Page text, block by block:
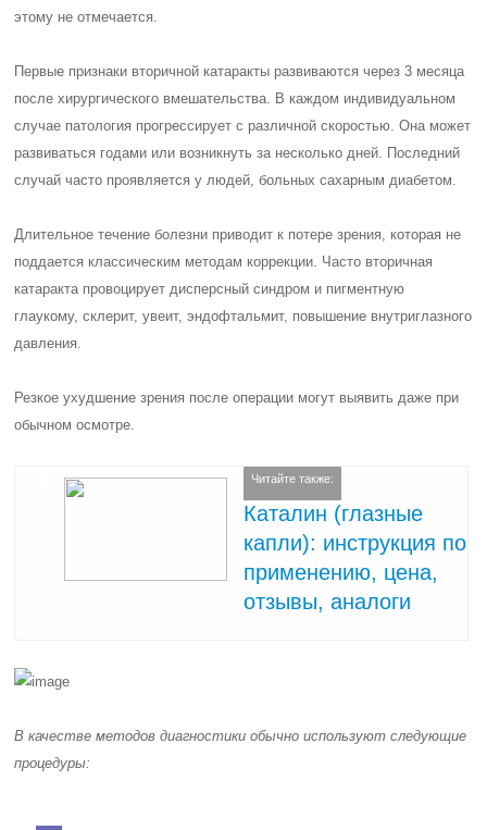
этому не отмечается.
Первые признаки вторичной катаракты развиваютсячерез 3 месяца
после хирургического вмешательства. В каждом индивидуальном
случае патология прогрессирует с различной скоростью. Она может
развиваться годами или возникнуть за несколько дней. Последний
случай часто проявляется у людей, больных сахарным диабетом.
Длительное течение болезни приводит к потере зрения, которая не
поддается классическим методам коррекции. Часто вторичная
катаракта провоцирует дисперсный синдром и пигментную
глаукому, склерит, увеит, эндофтальмит, повышение внутриглазного
давления.
Резкое ухудшение зрения после операции могут выявить даже при
обычном осмотре.
Читайте также:
Каталин (глазные
капли): инструкция по
применению, цена,
отзывы, аналоги
В качестве методов диагностики обычно используют следующие
процедуры: